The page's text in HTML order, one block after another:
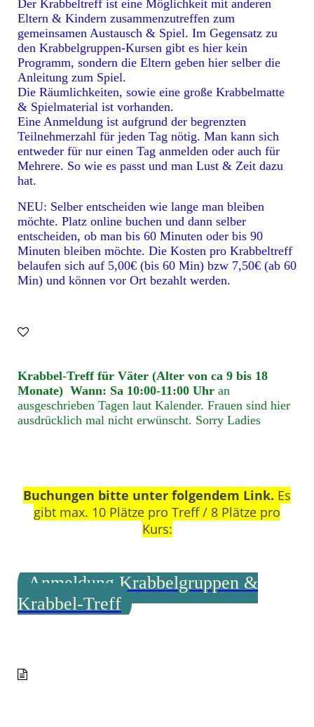
Der Krabbeltreff ist eine Möglichkeit mit anderen
Eltern & Kindern zusammenzutreffen zum
gemeinsamen Austausch & Spiel. Im Gegensatz zu
den Krabbelgruppen-Kursen gibt es hier kein
Programm, sondern die Eltern geben hier selber die
Anleitung zum Spiel.
Die Räumlichkeiten, sowie eine große Krabbelmatte
& Spielmaterial ist vorhanden.
Eine Anmeldung ist aufgrund der begrenzten
Teilnehmerzahl für jeden Tag nötig. Man kann sich
entweder für nur einen Tag anmelden oder auch für
Mehrere. So wie es passt und man Lust & Zeit dazu
hat.
NEU: Selber entscheiden wie lange man bleiben
möchte. Platz online buchen und dann selber
entscheiden, ob man bis 60 Minuten oder bis 90
Minuten bleiben möchte. Die Kosten pro Krabbeltreff
belaufen sich auf 5,00€ (bis 60 Min) bzw 7,50€ (ab 60
Min) und können vor Ort bezahlt werden.
Krabbel-Treff für Väter (Alter von ca 9 bis 18
Monate) Wann: Sa 10:00-11:00 Uhr an
ausgeschrieben Tagen laut Kalender. Frauen sind hier
ausdrücklich mal nicht erwünscht. Sorry Ladies
Buchungen bitte unter folgendem Link. Es
gibt max. 10 Plätze pro Treff / 8 Plätze pro
Kurs:
Anmeldung Krabbelgruppen &
Krabbel-Treff